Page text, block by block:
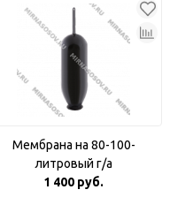
Мембрана на 80-100-
литровый г/а
1 400 руб.